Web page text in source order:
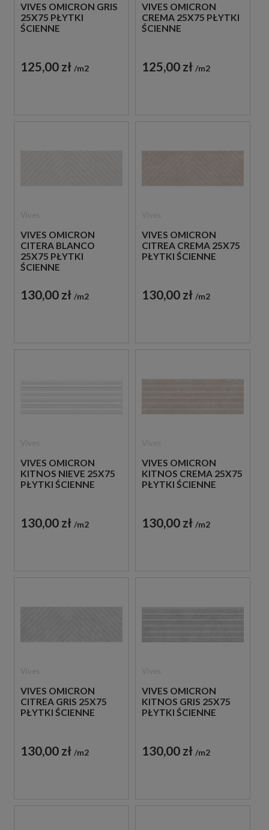
VIVES OMICRON GRIS
25X75 PŁYTKI
ŚCIENNE
125,00 zł m2
VIVES OMICRON
CREMA 25X75 PŁYTKI
ŚCIENNE
125,00 zł m2
VIVES OMICRON
CITERA BLANCO
25X75 PŁYTKI
ŚCIENNE
130,00 zł m2
VIVES OMICRON
CITREA CREMA 25X75
PŁYTKI ŚCIENNE
130,00 zł m2
VIVES OMICRON
KITNOS NIEVE 25X75
PŁYTKI ŚCIENNE
130,00 zł m2
VIVES OMICRON
KITNOS CREMA 25X75
PŁYTKI ŚCIENNE
130,00 zł m2
VIVES OMICRON
CITREA GRIS 25X75
PŁYTKI ŚCIENNE
130,00 zł m2
VIVES OMICRON
KITNOS GRIS 25X75
PŁYTKI ŚCIENNE
130,00 zł m2